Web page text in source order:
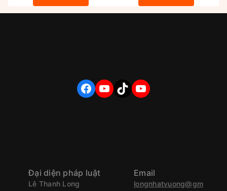
FACEBOOK YOUTUBE TIKTOK YOUTUBE
Đại diện pháp luật
Lê Thanh Long
Email
longnhatvuong@gm